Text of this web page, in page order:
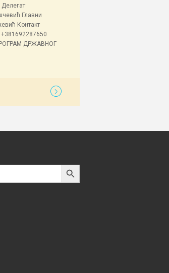
Главни
Контакт
+381692287650
ДРЖАВНОГ
SEARCH BUTTON